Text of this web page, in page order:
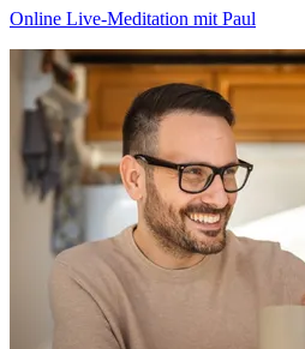
Online Live-Meditation mit Paul